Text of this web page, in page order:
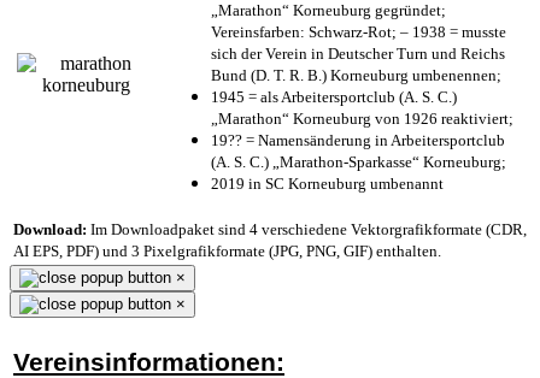
„Marathon“ Korneuburg gegründet;
Vereinsfarben: Schwarz-Rot; – 1938 = musste
sich der Verein in Deutscher Turn und Reichs
Bund (D. T. R. B.) Korneuburg umbenennen;
1945 = als Arbeitersportclub (A. S. C.)
„Marathon“ Korneuburg von 1926 reaktiviert;
19?? = Namensänderung in Arbeitersportclub
(A. S. C.) „Marathon-Sparkasse“ Korneuburg;
2019 in SC Korneuburg umbenannt
Download: Im Downloadpaket sind 4 verschiedene Vektorgrafikformate (CDR,
AI EPS, PDF) und 3 Pixelgrafikformate (JPG, PNG, GIF) enthalten.
×
×
Vereinsinformationen: